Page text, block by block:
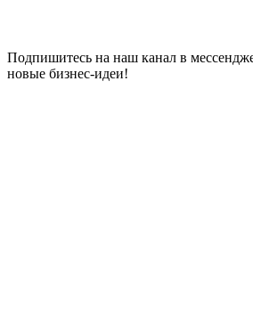
Подпишитесь на наш канал в
новые бизнес-идеи!